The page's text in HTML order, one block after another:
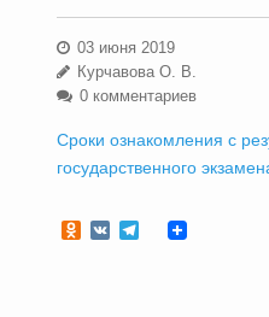
03 июня 2019
Курчавова О. В.
0 комментариев
Сроки ознакомления с
государственного
Odnoklassniki
VKTelegram